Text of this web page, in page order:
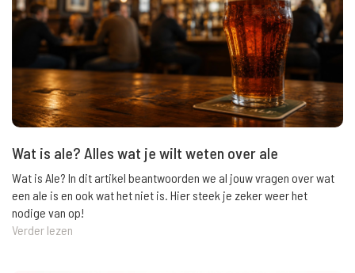
Wat is ale? Alles wat je wilt weten over ale
Wat is Ale? In dit artikel beantwoorden we al jouw vragen over wat
een ale is en ook wat het niet is. Hier steek je zeker weer het
nodige van op!
Verder lezen